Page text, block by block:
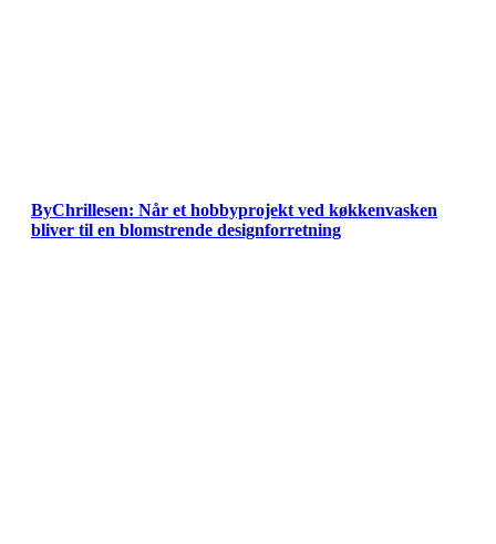
ByChrillesen: Når et hobbyprojekt ved køkkenvasken
bliver til en blomstrende designforretning